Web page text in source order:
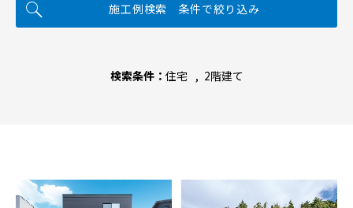
施工例検索 条件で絞り込み
検索条件： 住宅 2階建て